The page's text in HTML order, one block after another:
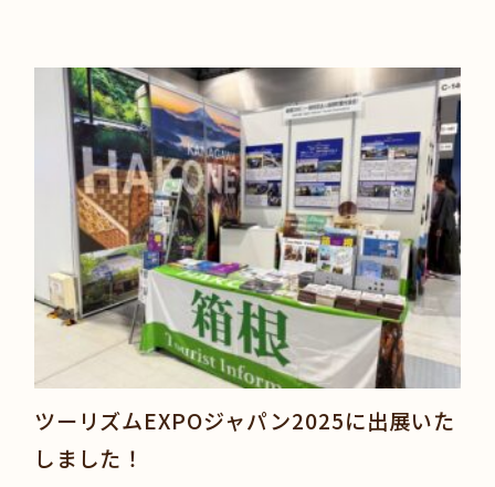
ツーリズムEXPOジャパン2025に出展いた
しました！